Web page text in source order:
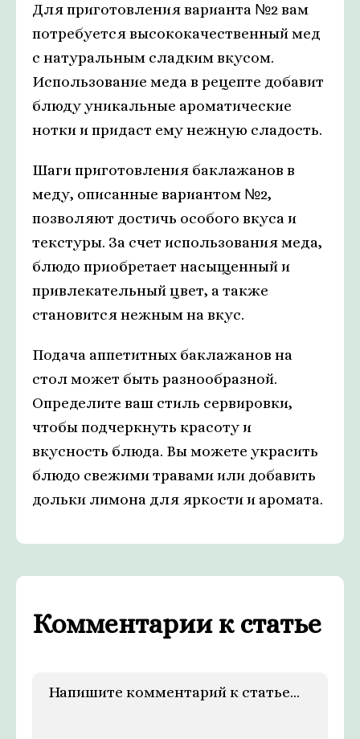
Для приготовления варианта №2 вам
потребуется высококачественный мед
с натуральным сладким вкусом.
Использование меда в рецепте добавит
блюду уникальные ароматические
нотки и придаст ему нежную сладость.
Шаги приготовления баклажанов в
меду, описанные вариантом №2,
позволяют достичь особого вкуса и
текстуры. За счет использования меда,
блюдо приобретает насыщенный и
привлекательный цвет, а также
становится нежным на вкус.
Подача аппетитных баклажанов на
стол может быть разнообразной.
Определите ваш стиль сервировки,
чтобы подчеркнуть красоту и
вкусность блюда. Вы можете украсить
блюдо свежими травами или добавить
дольки лимона для яркости и аромата.
Комментарии к статье